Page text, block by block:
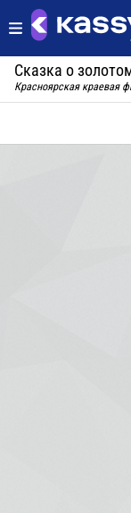
Сказка о
Красноярская краевая